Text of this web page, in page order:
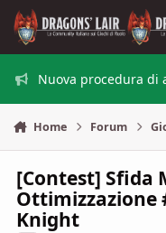
Vai al contenuto
Nuova procedura di
Home Forum
[Contest] Sfida
Ottimizzazione
Knight